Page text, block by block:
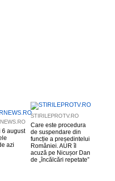
6 august
azi
STIRILEPROTV.RO
Care este procedura
de suspendare din
funcție a președintelui
României. AUR îl
acuză pe Nicușor Dan
de „încălcări repetate”